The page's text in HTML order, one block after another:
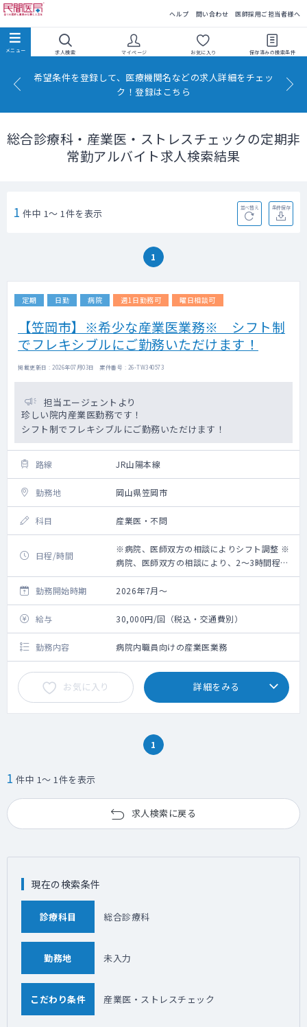
ヘルプ 問い合わせ 医師採用ご担当者様へ
求人検索 マイページ お気に入り 保存済みの検索条件
希望条件を登録して、医療機関名などの求人詳細をチェッ
ク！登録はこちら
総合診療科・産業医・ストレスチェックの定期非
常勤アルバイト求人検索結果
1 件中 1～ 1件を表示 並べ替え 条件保存
1
定期 日勤 病院 週1日勤務可 曜日相談可
【笠岡市】※希少な産業医業務※ シフト制
でフレキシブルにご勤務いただけます！
掲載更新日 : 2026年07月03日 案件番号 : 26-TW340573
担当エージェントより
珍しい院内産業医勤務です！
シフト制でフレキシブルにご勤務いただけます！
路線 JR山陽本線
勤務地 岡山県笠岡市
科目 産業医・不問
日程/時間
※病院、医師双方の相談によりシフト調整 ※
病院、医師双方の相談により、2〜3時間程度
で調整
勤務開始時期
2026年7月～
給与 30,000円/回（税込・交通費別）
勤務内容 病院内職員向けの産業医業務
お気に入り 詳細をみる
1
1 件中 1～ 1件を表示
求人検索に戻る
現在の検索条件
診療科目 総合診療科
勤務地 未入力
こだわり条件 産業医・ストレスチェック